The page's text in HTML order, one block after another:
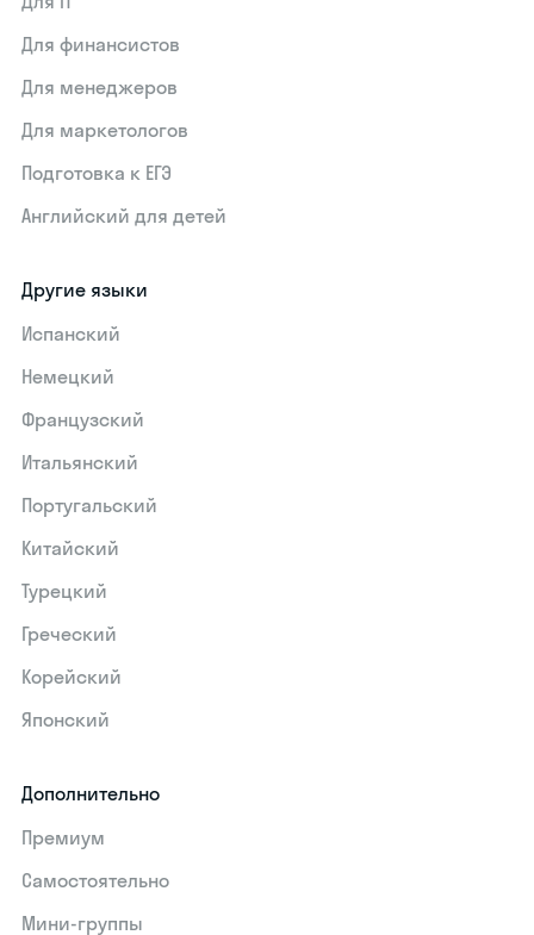
Для финансистов
Для менеджеров
Для маркетологов
Подготовка к ЕГЭ
Английский для детей
Другие языки
Испанский
Немецкий
Французский
Итальянский
Португальский
Китайский
Турецкий
Греческий
Корейский
Японский
Дополнительно
Премиум
Самостоятельно
Мини-группы